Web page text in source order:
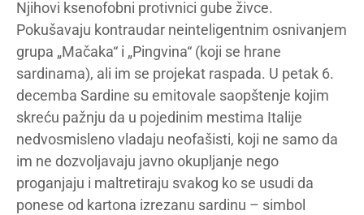
Njihovi ksenofobni protivnici gube živce.
Pokušavaju kontraudar neinteligentnim osnivanjem
grupa „Mačaka“ i „Pingvina“ (koji se hrane
sardinama), ali im se projekat raspada. U petak 6.
decemba Sardine su emitovale saopštenje kojim
skreću pažnju da u pojedinim mestima Italije
nedvosmisleno vladaju neofašisti, koji ne samo da
im ne dozvoljavaju javno okupljanje nego
proganjaju i maltretiraju svakog ko se usudi da
ponese od kartona izrezanu sardinu – simbol